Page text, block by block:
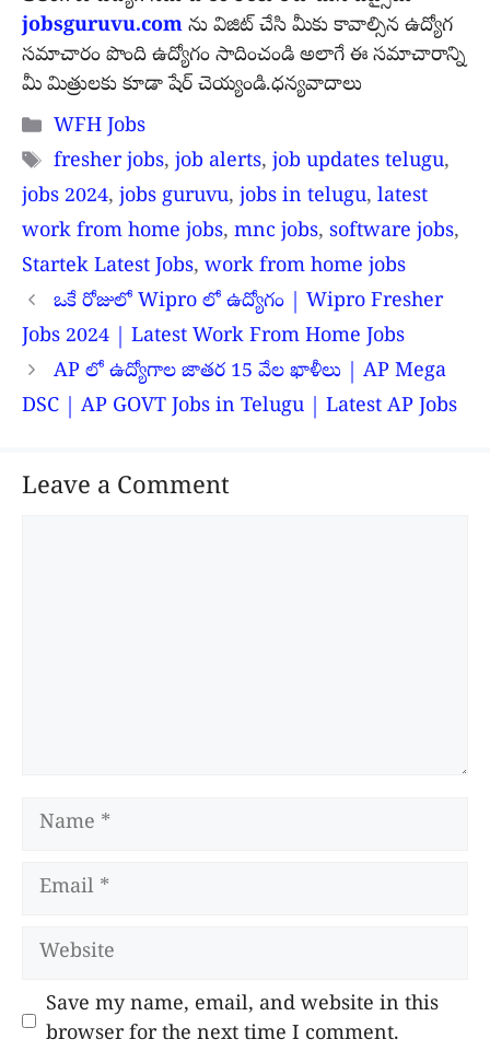
jobsguruvu.com ను విజిట్ చేసి మీకు కావాల్సిన ఉద్యోగ
సమాచారం పొంది ఉద్యోగం సాదించండి అలాగే ఈ సమాచారాన్ని
మీ మిత్రులకు కూడా షేర్ చెయ్యండి.ధన్యవాదాలు
Categories
WFH Jobs
Tags
fresher jobs,job alerts,job updates telugu,
jobs 2024,jobs guruvu,jobs in telugu, latest
work from home jobs, mnc jobs, software jobs,
Startek Latest Jobs, work from home jobs
ఒకే రోజులో Wipro లో ఉద్యోగం | Wipro Fresher
Jobs 2024 | Latest Work From Home Jobs
AP లో ఉద్యోగాల జాతర 15 వేల ఖాళీలు | AP Mega
DSC | AP GOVT Jobs in Telugu | Latest AP Jobs
Leave a Comment
Name
Email
Website
Save my name, email, and website in this
browser for the next time I comment.